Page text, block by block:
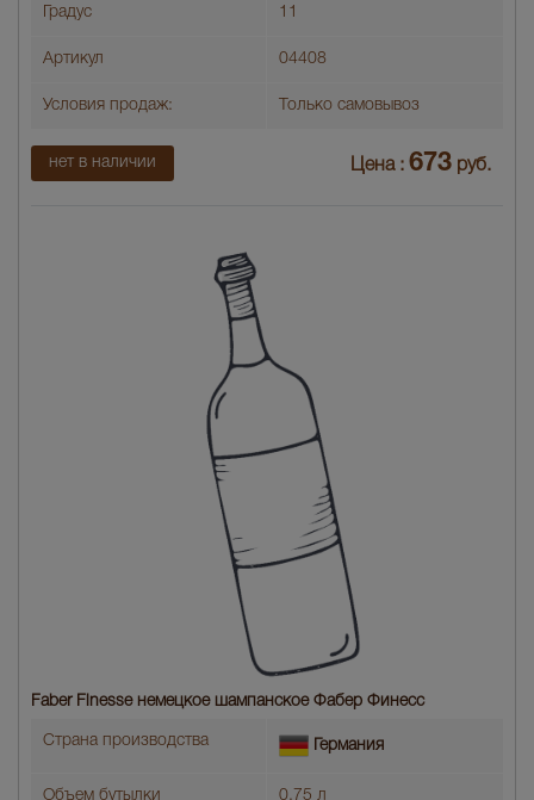
Градус 11
Артикул 04408
Условия продаж: Только самовывоз
нет в наличии Цена : 673 руб.
Faber Finesse немецкое шампанское Фабер Финесс
Страна производства Германия
Объем бутылки 0.75 л